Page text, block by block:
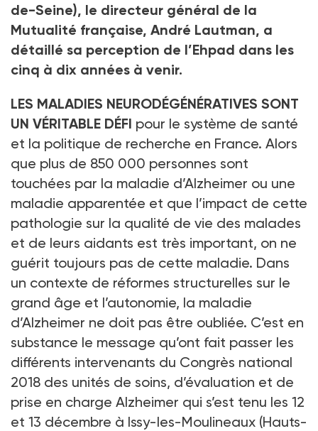
de-Seine), le directeur général de la
Mutualité française, André Lautman, a
détaillé sa perception de l’Ehpad dans les
cinq à dix années à venir.
LES MALADIES NEURODÉGÉNÉRATIVES SONT
UN VÉRITABLE DÉFI pour le système de santé
et la politique de recherche en France. Alors
que plus de 850 000 personnes sont
touchées par la maladie d’Alzheimer ou une
maladie apparentée et que l’impact de cette
pathologie sur la qualité de vie des malades
et de leurs aidants est très important, on ne
guérit toujours pas de cette maladie. Dans
un contexte de réformes structurelles sur le
grand âge et l’autonomie, la maladie
d’Alzheimer ne doit pas être oubliée. C’est en
substance le message qu’ont fait passer les
différents intervenants du Congrès national
2018 des unités de soins, d’évaluation et de
prise en charge Alzheimer qui s’est tenu les 12
et 13 décembre à Issy-les-Moulineaux (Hauts-